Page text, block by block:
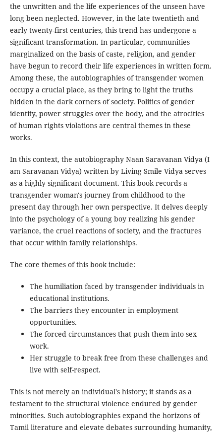
the unwritten and the life experiences of the unseen have
long been neglected. However, in the late twentieth and
early twenty-first centuries, this trend has undergone a
significant transformation. In particular, communities
marginalized on the basis of caste, religion, and gender
have begun to record their life experiences in written form.
Among these, the autobiographies of transgender women
occupy a crucial place, as they bring to light the truths
hidden in the dark corners of society. Politics of gender
identity, power struggles over the body, and the atrocities
of human rights violations are central themes in these
works.
In this context, the autobiography Naan Saravanan Vidya (I
am Saravanan Vidya) written by Living Smile Vidya serves
as a highly significant document. This book records a
transgender woman's journey from childhood to the
present day through her own perspective. It delves deeply
into the psychology of a young boy realizing his gender
variance, the cruel reactions of society, and the fractures
that occur within family relationships.
The core themes of this book include:
The humiliation faced by transgender individuals in
educational institutions.
The barriers they encounter in employment
opportunities.
The forced circumstances that push them into sex
work.
Her struggle to break free from these challenges and
live with self-respect.
This is not merely an individual's history; it stands as a
testament to the structural violence endured by gender
minorities. Such autobiographies expand the horizons of
Tamil literature and elevate debates surrounding humanity,